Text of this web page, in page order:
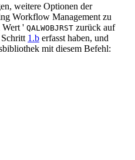
weitere Optionen der
Workflow Management zu
Wert ' QALWOBJRST zurück auf
1.b erfasst haben, und
mit diesem Befehl: